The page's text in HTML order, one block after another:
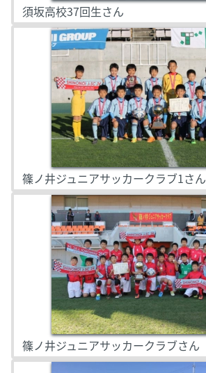
須坂高校37回生さん
篠ノ井ジュニアサッカークラブ1さん
篠ノ井ジュニアサッカークラブさん